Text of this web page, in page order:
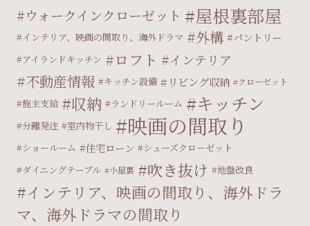
ウォークインクローゼット 屋根裏部屋
インテリア、映画の間取り、海外ドラマ 外構 パントリー
アイランドキッチン ロフト インテリア
不動産情報 キッチン設備 リビング収納 クローゼット
施主支給 収納 ランドリールーム キッチン
分離発注 室内物干し 映画の間取り
ショールーム 住宅ローン
シューズクローゼット
ダイニングテーブル
小屋裏 吹き抜け 地盤改良
インテリア、映画の間取り、海外ドラ
マ、海外ドラマの間取り